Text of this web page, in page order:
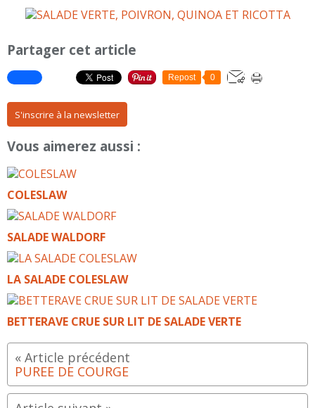
Partager cet article
Repost 0
S'inscrire à la newsletter
Vous aimerez aussi :
COLESLAW
SALADE WALDORF
LA SALADE COLESLAW
BETTERAVE CRUE SUR LIT DE SALADE VERTE
PUREE DE COURGE